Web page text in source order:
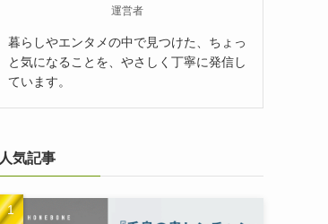
運営者
暮らしやエンタメの中で見つけた、ちょっ
と気になることを、やさしく丁寧に発信し
ています。
人気記事